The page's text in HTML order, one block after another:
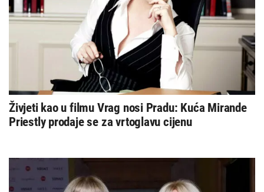
Živjeti kao u filmu Vrag nosi Pradu: Kuća Mirande
Priestly prodaje se za vrtoglavu cijenu